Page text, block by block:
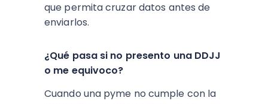
que permita cruzar datos antes de
enviarlos.​
¿Qué pasa si no presento una DDJJ
o me equivoco?
Cuando una pyme no cumple con la